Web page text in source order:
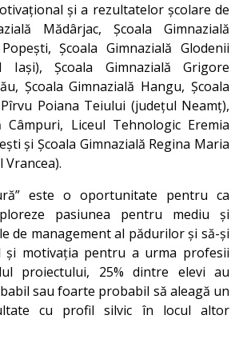
și a rezultatelor școlare de
Mădârjac, Școala Gimnazială
Școala Gimnazială Glodenii
Iași), Școala Gimnazială Grigore
Școala Gimnazială Hangu, Școala
Poiana Teiului (județul Neamț),
Câmpuri, Liceul Tehnologic Eremia
și Școala Gimnazială Regina Maria
este o oportunitate pentru ca
pasiunea pentru mediu și
de management al pădurilor și să-și
și motivația pentru a urma profesii
proiectului, 25% dintre elevi au
sau foarte probabil să aleagă un
cu profil silvic în locul altor